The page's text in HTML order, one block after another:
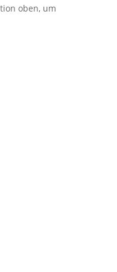
oben, um